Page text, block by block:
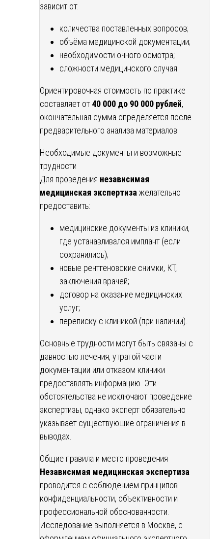
зависит от:
количества поставленных вопросов;
объёма медицинской документации;
необходимости очного осмотра;
сложности медицинского случая.
Ориентировочная стоимость по практике
составляет от 40 000 до 90 000 рублей,
окончательная сумма определяется после
предварительного анализа материалов.
Необходимые документы и возможные
трудности
Для проведения независимая
медицинская экспертиза желательно
предоставить:
медицинские документы из клиники,
где устанавливался имплант (если
сохранились);
новые рентгеновские снимки, КТ,
заключения врачей;
договор на оказание медицинских
услуг;
переписку с клиникой (при наличии).
Основные трудности могут быть связаны с
давностью лечения, утратой части
документации или отказом клиники
предоставлять информацию. Эти
обстоятельства не исключают проведение
экспертизы, однако эксперт обязательно
указывает существующие ограничения в
выводах.
Общие правила и место проведения
Независимая медицинская экспертиза
проводится с соблюдением принципов
конфиденциальности, объективности и
профессиональной обоснованности.
Исследование выполняется в Москве, с